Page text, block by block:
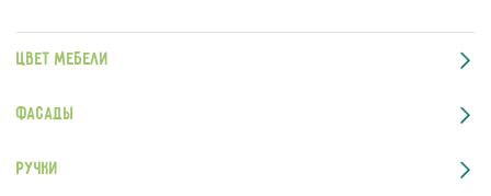
Цвет мебели
Фасады
Ручки